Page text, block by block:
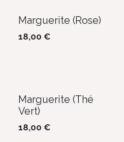
Marguerite (Rose)
18,00 €
Marguerite (Thé
Vert)
18,00 €